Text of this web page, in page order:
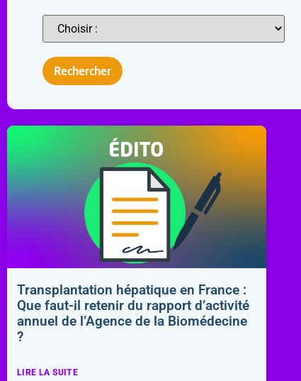
Transplantation hépatique en France :
Que faut-il retenir du rapport d’activité
annuel de l’Agence de la Biomédecine
?
LIRE LA SUITE